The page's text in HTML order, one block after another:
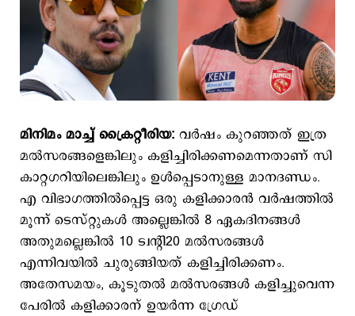
മിനിമം മാച്ച് ക്രൈറ്റീരിയ: വര്‍ഷം കുറഞ്ഞത് ഇത്ര
മല്‍സരങ്ങളെങ്കിലും കളിച്ചിരിക്കണമെന്നതാണ് സി
കാറ്റഗറിയിലെങ്കിലും ഉള്‍പ്പെടാനുള്ള മാനദണ്ഡം.
എ വിഭാഗത്തില്‍പ്പെട്ട ഒരു കളിക്കാരന്‍ വര്‍ഷത്തില്‍
മൂന്ന് ടെസ്റ്റുകള്‍ അല്ലെങ്കില്‍ 8 ഏകദിനങ്ങള്‍
അതുമല്ലെങ്കില്‍ 10 ട്വന്‍റി20 മല്‍സരങ്ങള്‍
എന്നിവയില്‍ ചുരുങ്ങിയത് കളിച്ചിരിക്കണം.
അതേസമയം, കൂടുതല്‍ മല്‍സരങ്ങള്‍ കളിച്ചുവെന്ന
പേരില്‍ കളിക്കാരന് ഉയര്‍ന്ന ഗ്രേഡ്